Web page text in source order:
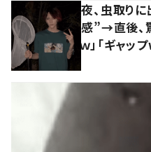
夜、虫取り
感”→直後、
ｗ」「ギャッ